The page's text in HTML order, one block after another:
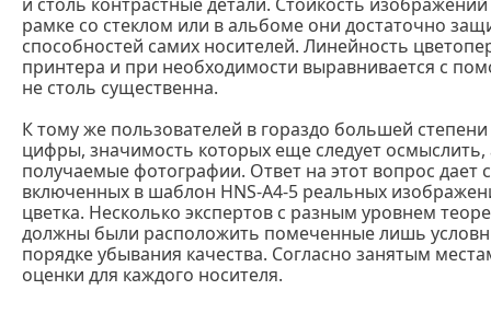
рамке со стеклом или в альбоме они достаточно
способностей самих носителей. Линейность
принтера и при необходимости выравнивается с
не столь существенна.
К тому же пользователей в гораздо большей
цифры, значимость которых еще следует
получаемые фотографии. Ответ на этот вопрос дает
включенных в шаблон HNS-A4-5 реальных
цветка. Несколько экспертов с разным уровнем
должны были расположить помеченные лишь
порядке убывания качества. Согласно занятым
оценки для каждого носителя.